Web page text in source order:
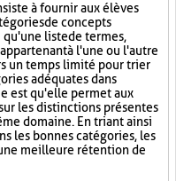
à fournir aux élèves
de concepts
liste de termes,
à l'une ou l'autre
un temps limité pour trier
adéquates dans
est qu'elle permet aux
les distinctions présentes
domaine. En triant ainsi
les bonnes catégories, les
meilleure rétention de